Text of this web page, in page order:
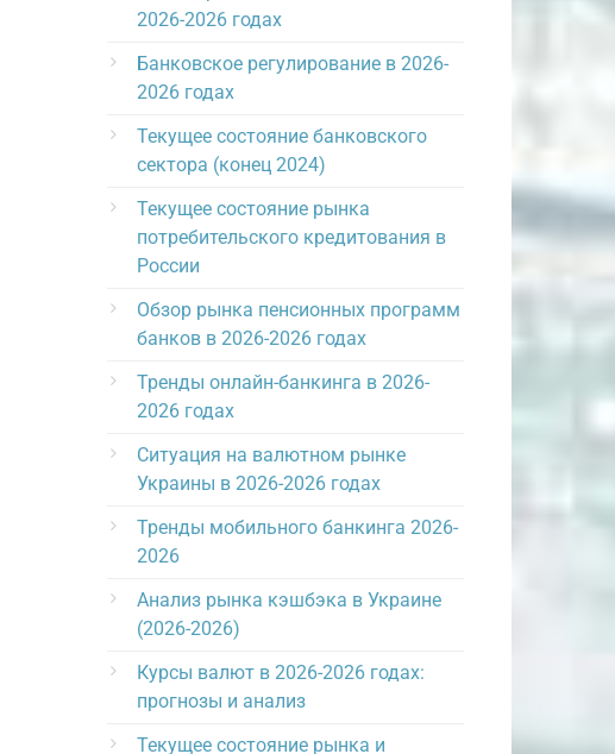
2026-2026 годах
Банковское регулирование в 2026-
2026 годах
Текущее состояние банковского
сектора (конец 2024)
Текущее состояние рынка
потребительского кредитования в
России
Обзор рынка пенсионных программ
банков в 2026-2026 годах
Тренды онлайн-банкинга в 2026-
2026 годах
Ситуация на валютном рынке
Украины в 2026-2026 годах
Тренды мобильного банкинга 2026-
2026
Анализ рынка кэшбэка в Украине
(2026-2026)
Курсы валют в 2026-2026 годах:
прогнозы и анализ
Текущее состояние рынка и